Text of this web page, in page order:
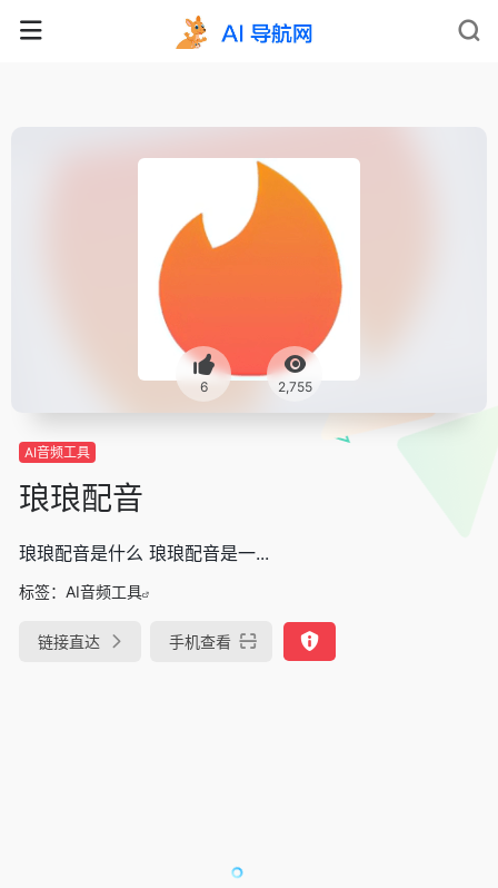
6 2,755
AI音频工具
琅琅配音
琅琅配音是什么 琅琅配音是一...
标签： AI音频工具
链接直达 手机查看